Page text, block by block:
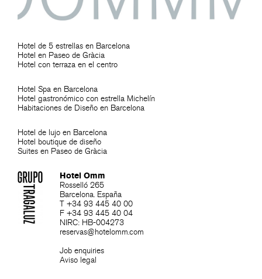
Hotel de 5 estrellas en Barcelona
Hotel en Paseo de Gràcia
Hotel con terraza en el centro
Hotel Spa en Barcelona
Hotel gastronómico con estrella Michelín
Habitaciones de Diseño en Barcelona
Hotel de lujo en Barcelona
Hotel boutique de diseño
Suites en Paseo de Gràcia
Hotel Omm
Rosselló 265
Barcelona. España
T +34 93 445 40 00
F +34 93 445 40 04
NIRC: HB-004273
reservas@hotelomm.com
Job enquiries
Aviso legal